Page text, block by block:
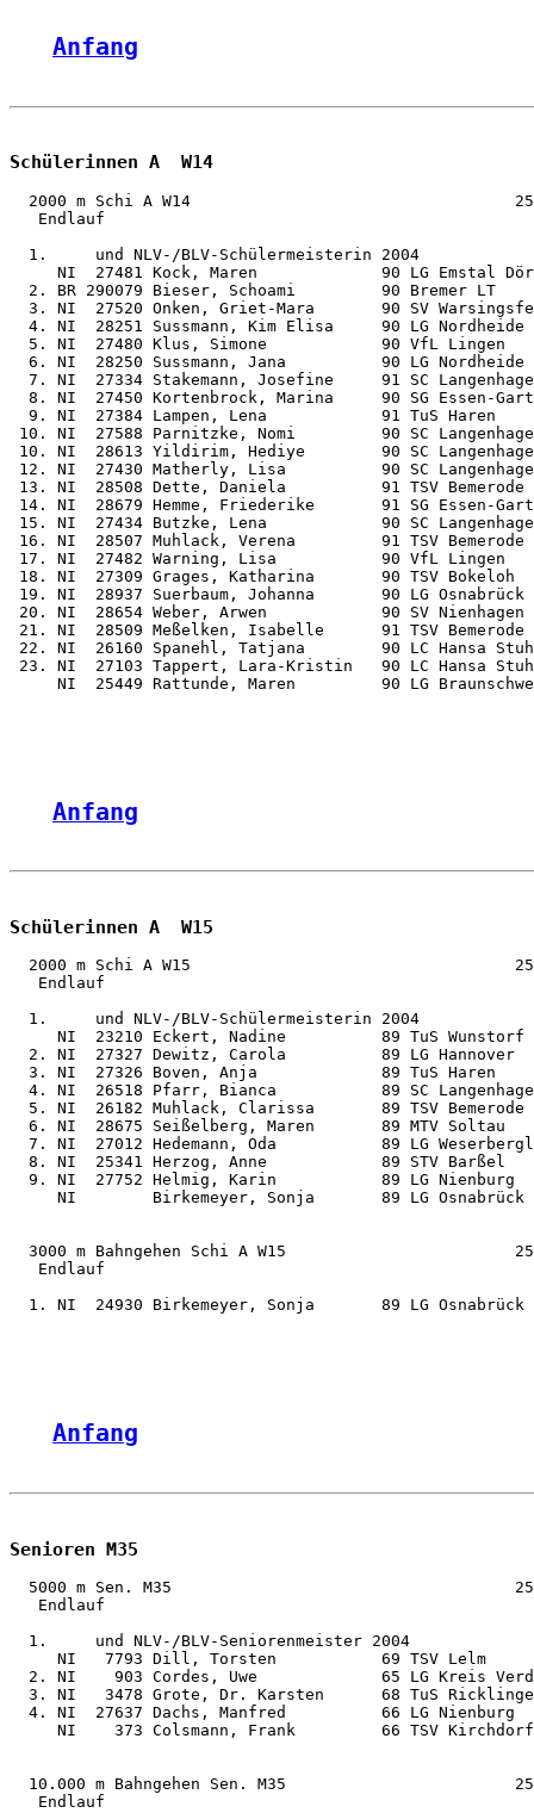
Anfang
Schülerinnen A  W14
2000 m Schi A W14
   Endlauf
  1.     und NLV-/BLV-Schülermeisterin 2004
NI  27481 Kock, Maren             90 LG Emstal
2. BR 290079 Bieser, Schoami         90 Bremer LT
3. NI  27520 Onken, Griet-Mara       90 SV
4. NI  28251 Sussmann, Kim Elisa     90 LG Nordheide
5. NI  27480 Klus, Simone            90 VfL Lingen
6. NI  28250 Sussmann, Jana          90 LG Nordheide
7. NI  27334 Stakemann, Josefine     91 SC
8. NI  27450 Kortenbrock, Marina     90 SG Essen-
9. NI  27384 Lampen, Lena            91 TuS Haren
10. NI  27588 Parnitzke, Nomi         90 SC
10. NI  28613 Yildirim, Hediye        90 SC
12. NI  27430 Matherly, Lisa          90 SC
13. NI  28508 Dette, Daniela          91 TSV
14. NI  28679 Hemme, Friederike       91 SG Essen-
15. NI  27434 Butzke, Lena            90 SC
16. NI  28507 Muhlack, Verena         91 TSV
17. NI  27482 Warning, Lisa           90 VfL
18. NI  27309 Grages, Katharina       90 TSV
19. NI  28937 Suerbaum, Johanna       90 LG
20. NI  28654 Weber, Arwen            90 SV
21. NI  28509 Meßelken, Isabelle      91 TSV
22. NI  26160 Spanehl, Tatjana        90 LC Hansa
23. NI  27103 Tappert, Lara-Kristin   90 LC Hansa
NI  25449 Rattunde, Maren         90 LG
Anfang
Schülerinnen A  W15
2000 m Schi A W15
   Endlauf
  1.     und NLV-/BLV-Schülermeisterin 2004
NI  23210 Eckert, Nadine          89 TuS Wunstorf
2. NI  27327 Dewitz, Carola          89 LG Hannover
3. NI  27326 Boven, Anja             89 TuS Haren
4. NI  26518 Pfarr, Bianca           89 SC
5. NI  26182 Muhlack, Clarissa       89 TSV Bemerode
6. NI  28675 Seißelberg, Maren       89 MTV Soltau
7. NI  27012 Hedemann, Oda           89 LG
8. NI  25341 Herzog, Anne            89 STV Barßel
9. NI  27752 Helmig, Karin           89 LG Nienburg
NI        Birkemeyer, Sonja       89 LG Osnabrück
3000 m Bahngehen Schi A W15
   Endlauf
1. NI  24930 Birkemeyer, Sonja       89 LG Osnabrück
Anfang
Senioren M35
5000 m Sen. M35
   Endlauf
  1.     und NLV-/BLV-Seniorenmeister 2004
NI   7793 Dill, Torsten           69 TSV Lelm
2. NI    903 Cordes, Uwe             65 LG Kreis
3. NI   3478 Grote, Dr. Karsten      68 TuS
4. NI  27637 Dachs, Manfred          66 LG Nienburg
NI    373 Colsmann, Frank         66 TSV
10.000 m Bahngehen Sen. M35
   Endlauf